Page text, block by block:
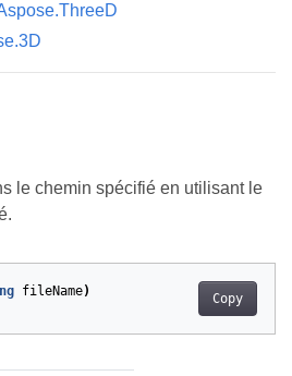
le chemin spécifié en utilisant le
Copy
fileName)